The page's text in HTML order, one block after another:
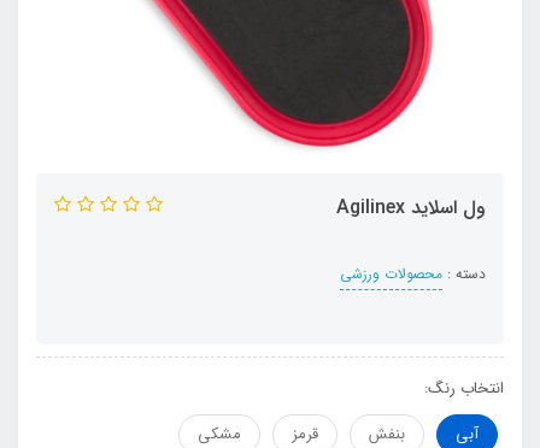
ول اسلاید Agilinex
دسته : محصولات ورزشی
انتخاب رنگ:
آبی
بنفش قرمز مشکی